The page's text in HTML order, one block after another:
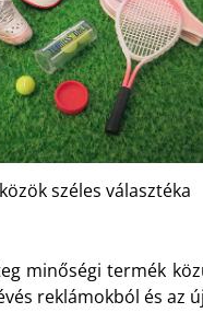
széles választéka
minőségi termék
reklámokból és